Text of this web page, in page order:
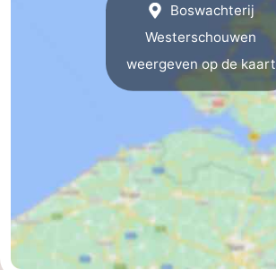
en
drinken
Zeehonden
Evenementen
Boswachterij
Westerschouwen
weergeven op de kaart